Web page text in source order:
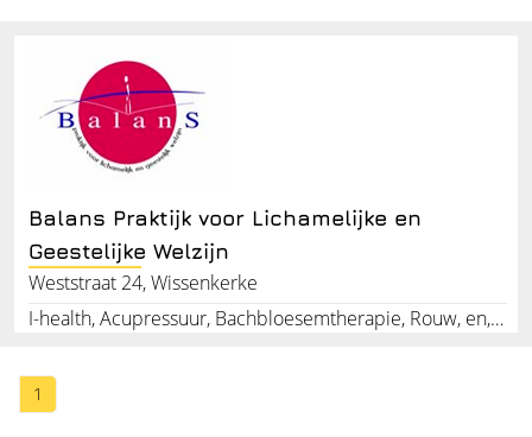
Balans Praktijk voor Lichamelijke en
Geestelijke Welzijn
Weststraat 24, Wissenkerke
I-health, Acupressuur, Bachbloesemtherapie, Rouw, en, trauma, verwerking #, t, Persoonlijke, ontwikkeling
1